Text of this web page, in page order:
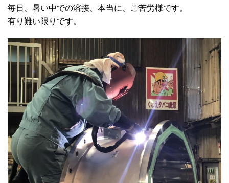
毎日、暑い中での溶接、本当に、ご苦労様です。
有り難い限りです。